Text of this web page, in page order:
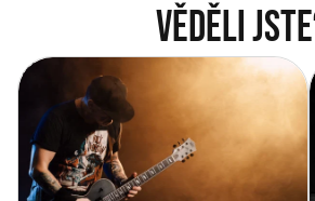
Věděli
Vítejte na novém e-shopu Music
City